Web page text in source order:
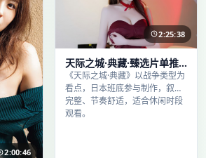
2:00:46
2:25:38
天际之城·典藏·臻选片单推
荐画质清晰观看流畅
《天际之城·典藏》以战争类型为
看点，日本班底参与制作，叙事
完整、节奏舒适，适合休闲时段
观看。